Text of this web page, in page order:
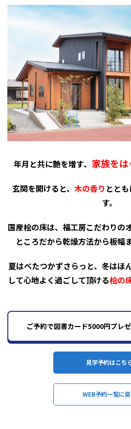
年月と共に艶を増す、 家族を
玄関を開けると、 木の香り とと
す。
国産桧の床は、福工房こだわりの
ところだから乾燥方法から板幅
夏はべたつかずさらっと、冬はほ
して心地よく過ごして頂ける桧の
ご予約で図書カード5000円プレ
見学予約はこち
WEB予約一覧に